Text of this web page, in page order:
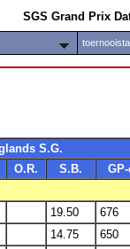
SGS Grand Prix
S.G.
O.R. S.B.
19.50
676
14.75
650